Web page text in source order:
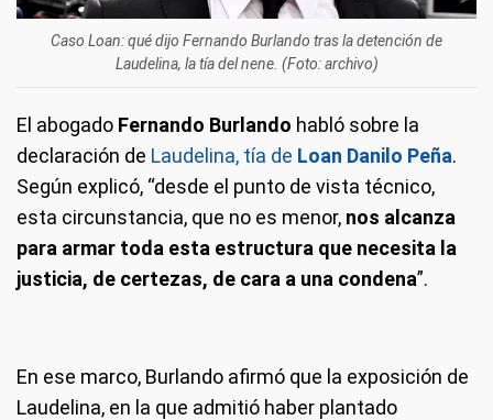
Caso Loan: qué dijo Fernando Burlando tras la detención de
Laudelina, la tía del nene. (Foto: archivo)
El abogado Fernando Burlando habló sobre la
declaración de Laudelina, tía de Loan Danilo Peña.
Según explicó, “desde el punto de vista técnico,
esta circunstancia, que no es menor, nos alcanza
para armar toda esta estructura que necesita la
justicia, de certezas, de cara a una condena”.
En ese marco, Burlando afirmó que la exposición de
Laudelina, en la que admitió haber plantado